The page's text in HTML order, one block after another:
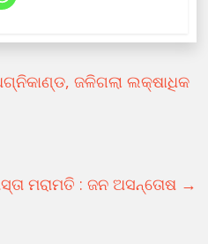
ଜଳିଗଲା ଲକ୍ଷାଧିକ
ମରାମତି : ଜନ ଅସନ୍ତୋଷ →